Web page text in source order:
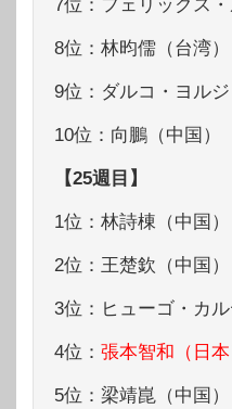
7位：フェリックス
8位：林昀儒（台湾）
9位：ダルコ・ヨルジ
10位：向鵬（中国）
【25週目】
1位：林詩棟（中国）
2位：王楚欽（中国）
3位：ヒューゴ・カル
4位： 張本智和（日本
5位：梁靖崑（中国）